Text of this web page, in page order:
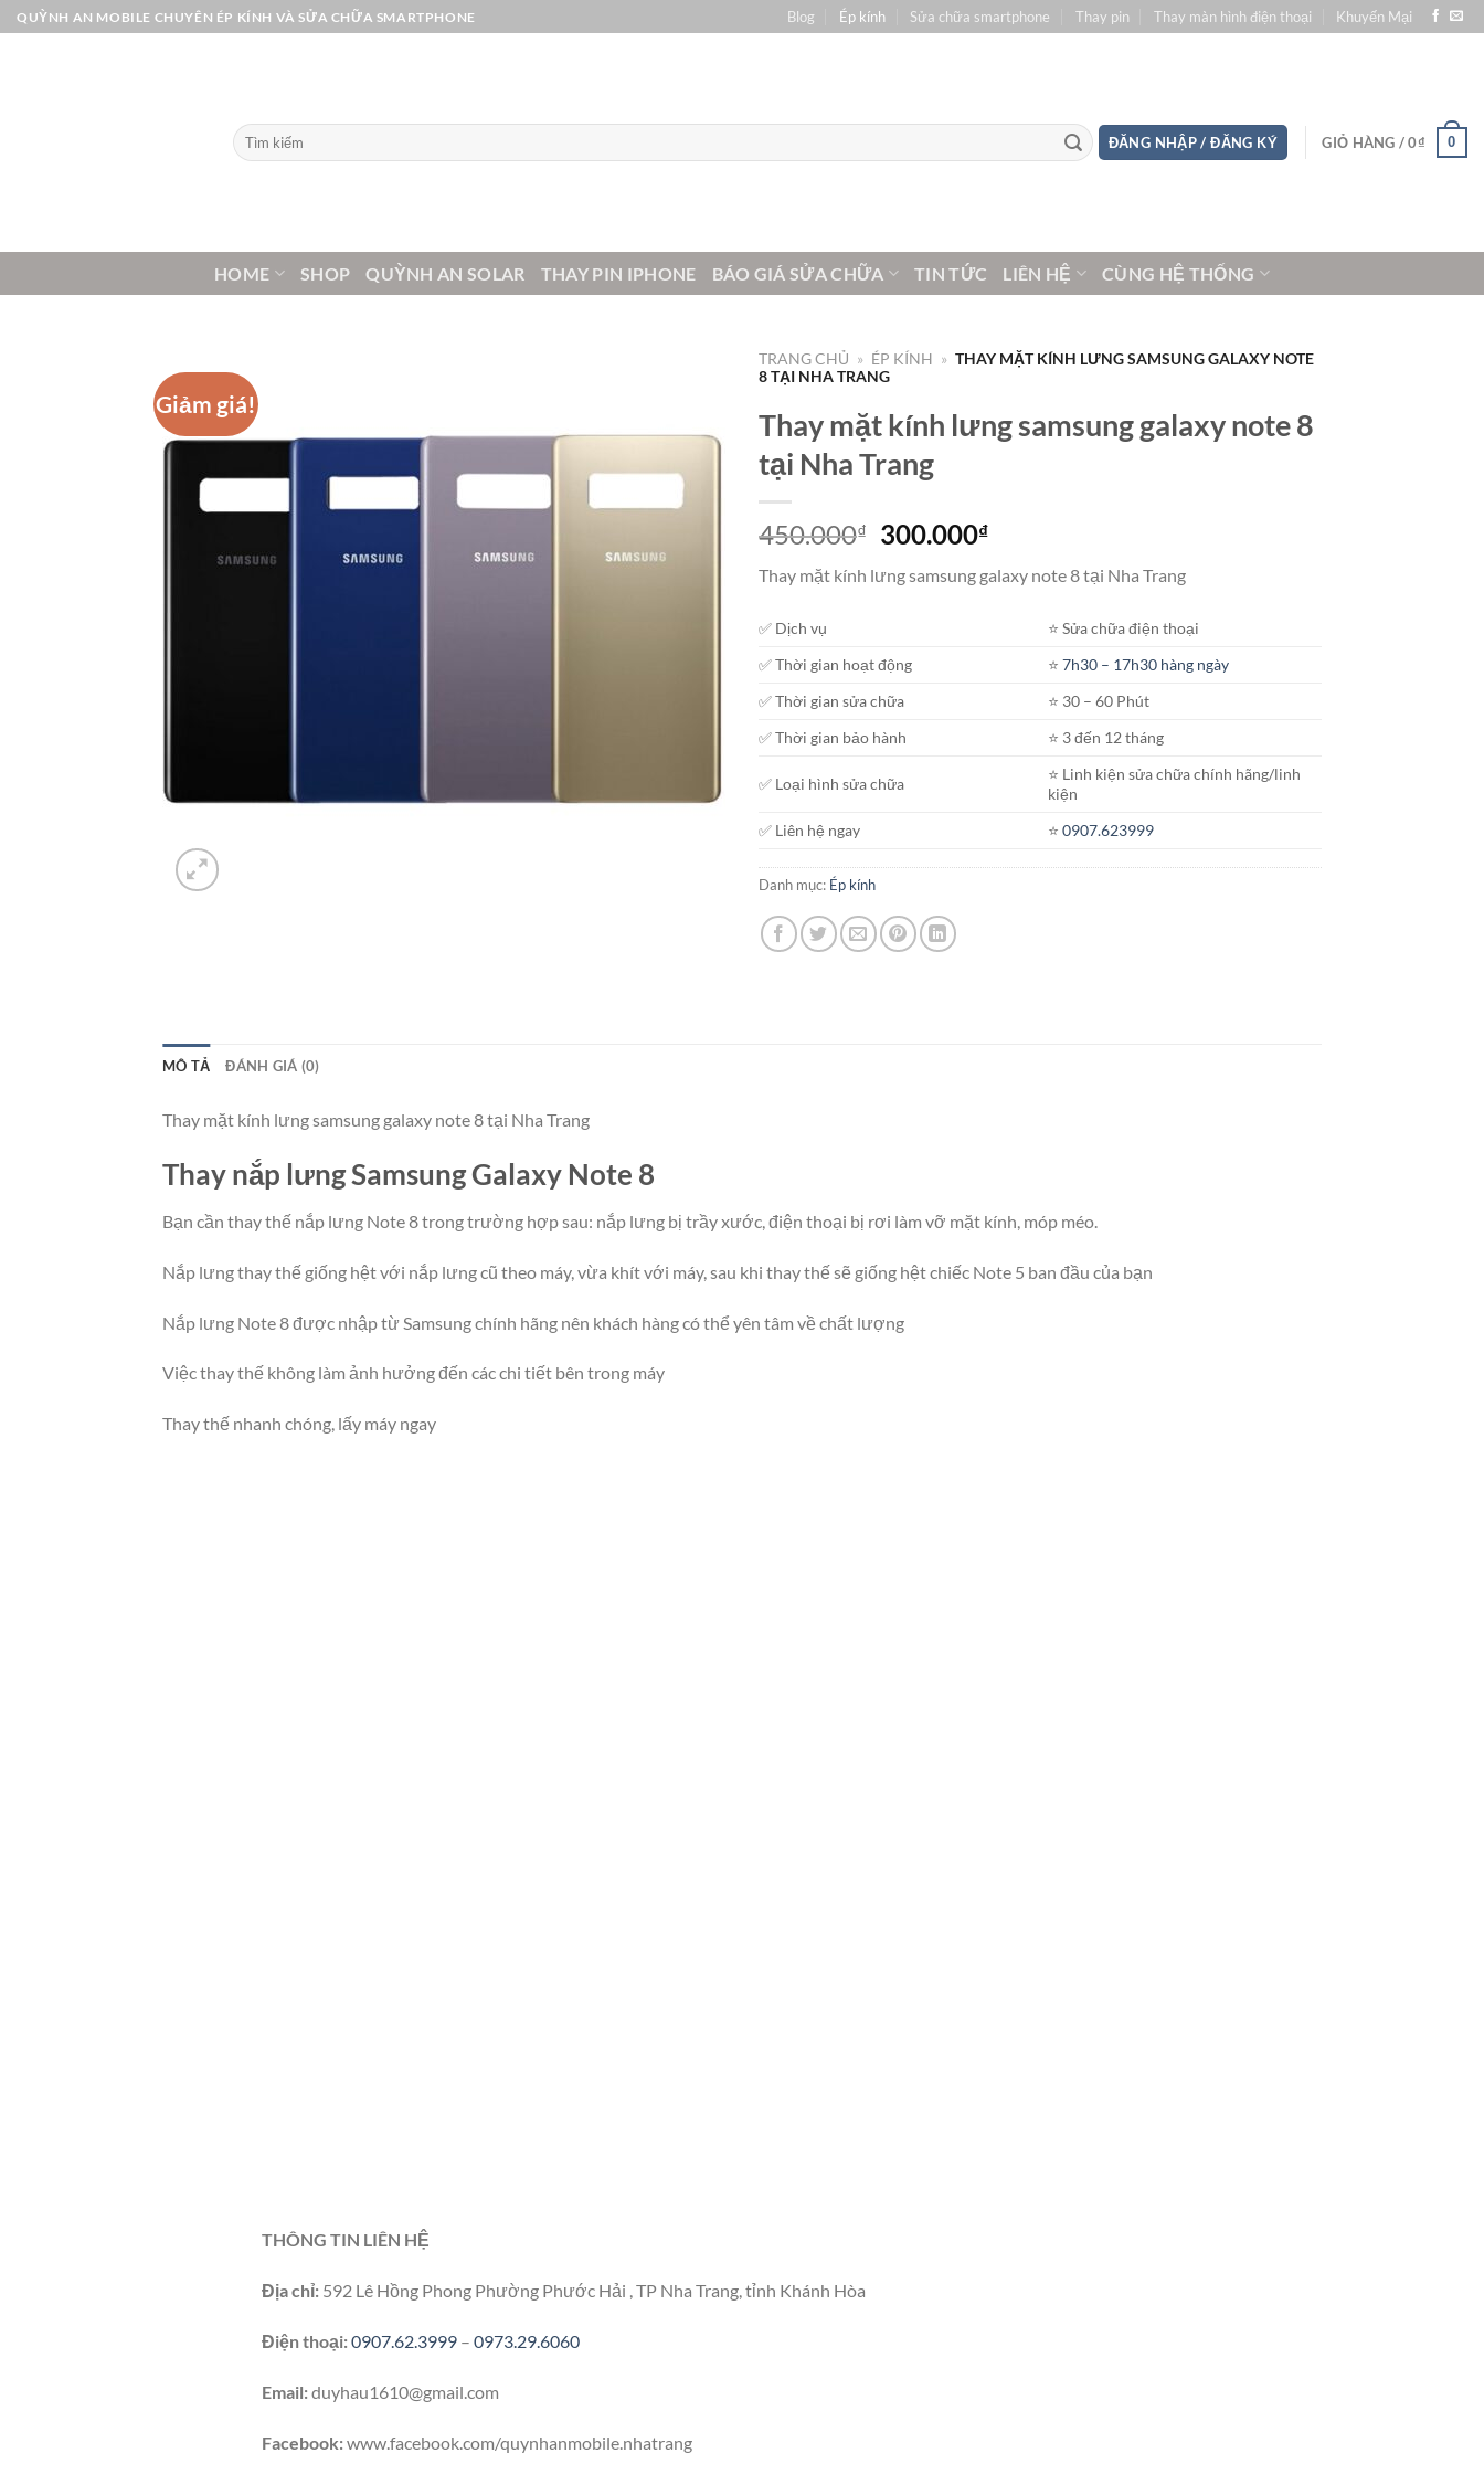
Bỏ
qua
QUỲNH AN MOBILE CHUYÊN ÉP KÍNH VÀ SỬA CHỮA SMARTPHONE Blog Ép kính Sửa chữa smartphone Thay pin Thay màn hình điện thoại Khuyến Mại
Tìm
kiếm:
ĐĂNG NHẬP / ĐĂNG KÝ GIỎ HÀNG /0₫ 0
HOME SHOP QUỲNH AN SOLAR THAY PIN IPHONE BÁO GIÁ SỬA CHỮA TIN TỨC LIÊN HỆ CÙNG HỆ THỐNG
Giảm giá!
TRANG CHỦ » ÉP KÍNH » THAY MẶT KÍNH LƯNG SAMSUNG GALAXY NOTE
8 TẠI NHA TRANG
Thay mặt kính lưng samsung galaxy note 8
tại Nha Trang
450.000₫
Giá
là:
300.000₫Giá
tại
300.000₫.
Thay mặt kính lưng samsung galaxy note 8 tại Nha Trang
✅ Dịch vụ
⭐️ Sửa chữa điện thoại
✅ Thời gian hoạt động
⭐️7h30 – 17h30 hàng ngày
✅ Thời gian sửa chữa
⭐️ 30 – 60 Phút
✅ Thời gian bảo hành
⭐️ 3 đến 12 tháng
✅ Loại hình sửa chữa
⭐️ Linh kiện sửa chữa chính hãng/linh
kiện
✅ Liên hệ ngay
⭐️0907.623999
Danh mục: Ép kính
MÔ TẢ ĐÁNH GIÁ (0)
Thay mặt kính lưng samsung galaxy note 8 tại Nha Trang
Thay nắp lưng Samsung Galaxy Note 8
Bạn cần thay thế nắp lưng Note 8 trong trường hợp sau: nắp lưng bị trầy xước, điện thoại bị rơi làm vỡ mặt kính, móp méo.
Nắp lưng thay thế giống hệt với nắp lưng cũ theo máy, vừa khít với máy, sau khi thay thế sẽ giống hệt chiếc Note 5 ban đầu của bạn
Nắp lưng Note 8 được nhập từ Samsung chính hãng nên khách hàng có thể yên tâm về chất lượng
Việc thay thế không làm ảnh hưởng đến các chi tiết bên trong máy
Thay thế nhanh chóng, lấy máy ngay
THÔNG TIN LIÊN HỆ
Địa chỉ: 592 Lê Hồng Phong Phường Phước Hải , TP Nha Trang, tỉnh Khánh Hòa
Điện thoại:0907.62.3999 – 0973.29.6060
Email:duyhau1610@gmail.com
Facebook:www.facebook.com/quynhanmobile.nhatrang